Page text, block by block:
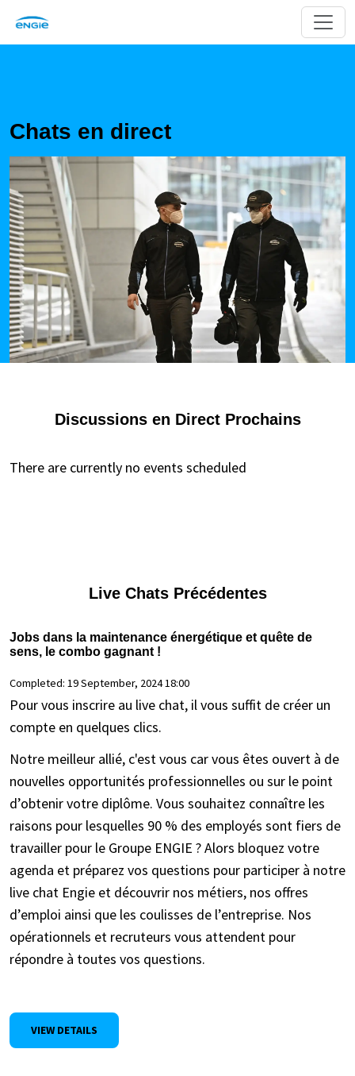
Chats en direct
Discussions en Direct Prochains
There are currently no events scheduled
Live Chats Précédentes
Jobs dans la maintenance énergétique et quête de
sens, le combo gagnant !
Completed: 19 September, 2024 18:00
Pour vous inscrire au live chat, il vous suffit de créer un
compte en quelques clics.
Notre meilleur allié, c'est vous car vous êtes ouvert à de
nouvelles opportunités professionnelles ou sur le point
d’obtenir votre diplôme. Vous souhaitez connaître les
raisons pour lesquelles 90 % des employés sont fiers de
travailler pour le Groupe ENGIE ? Alors bloquez votre
agenda et préparez vos questions pour participer à notre
live chat Engie et découvrir nos métiers, nos offres
d’emploi ainsi que les coulisses de l’entreprise. Nos
opérationnels et recruteurs vous attendent pour
répondre à toutes vos questions.
VIEW DETAILS